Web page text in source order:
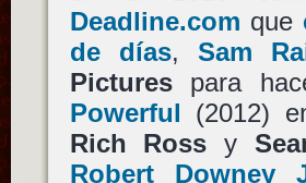
Deadline.com que
de días,Sam
Picturespara
Powerful (2012)
Rich Ross y
Robert Downey